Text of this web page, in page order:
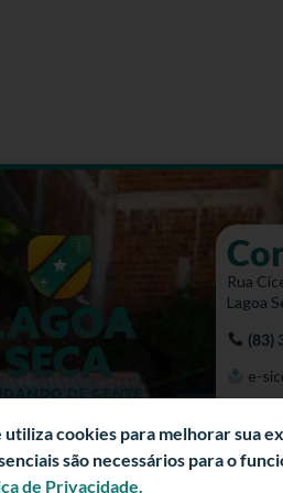
Rua
Lagoa
(83)
e-
utiliza cookies para melhorar sua
são necessários para o
de Privacidade.